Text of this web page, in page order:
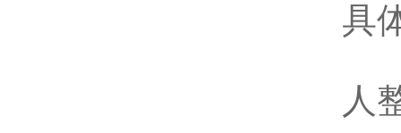
具
人